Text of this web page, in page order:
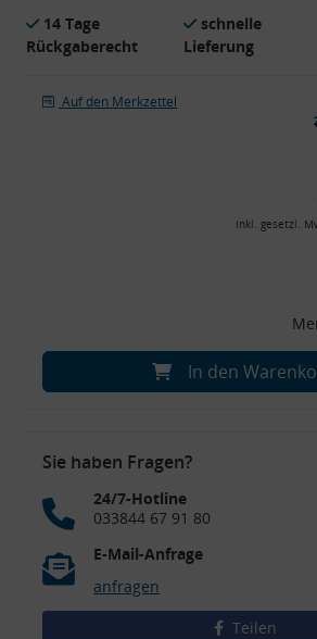
14 Tage
Rückgaberecht
schnelle
Lieferung
Auf den Merkzettel
inkl. gesetzl.
In den
Sie haben Fragen?
24/7-Hotline
033844 67 91 80
E-Mail-Anfrage
anfragen
Teilen